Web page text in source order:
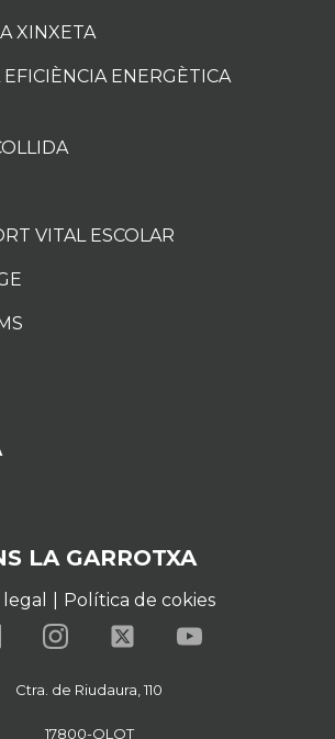
XINXETA
ENERGÈTICA
VITAL ESCOLAR
LA GARROTXA
Política de cokies
Ctra. de Riudaura, 110
17800-OLOT